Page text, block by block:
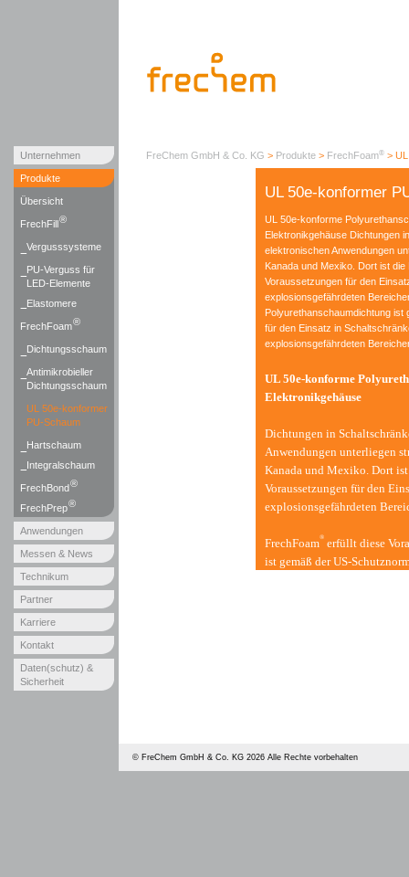
Unternehmen
Produkte
Übersicht
FrechFill®
Vergusssysteme
PU-Verguss für
LED-Elemente
Elastomere
FrechFoam®
Dichtungsschaum
Antimikrobieller
Dichtungsschaum
UL 50e-konformer
PU-Schaum
Hartschaum
Integralschaum
FrechBond®
FrechPrep®
Anwendungen
Messen & News
Technikum
Partner
Karriere
Kontakt
Daten(schutz) &
Sicherheit
FreChem GmbH & Co. KG > Produkte > FrechFoam® >
UL 50e-konformer
UL 50e-konforme
Elektronikgehäuse Dichtungen
elektronischen Anwendungen
Kanada und Mexiko. Dort ist
Voraussetzungen für den
explosionsgefährdeten
Polyurethanschaumdichtung ist
für den Einsatz in
explosionsgefährdeten
UL 50e-konforme
Elektronikgehäuse
Dichtungen in
Anwendungen unterliegen
Kanada und Mexiko. Dort
Voraussetzungen für den
explosionsgefährdeten
FrechFoam® erfüllt diese
ist gemäß der US-
© FreChem GmbH & Co. KG 2026 Alle Rechte vorbehalten